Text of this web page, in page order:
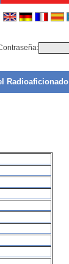
Radioaficionado